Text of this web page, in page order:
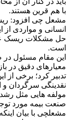
با هم قرین هستند.
مشعل چی افزود:
انسانی و مواردی
حل مشکلات ریسک
است.
این مقام مسئول
معیارهای دقیق در
تدبیر کرد؛ برخی از
نقدینگی سرگردان و
مولفه هایی مثل رشد
صنعت بیمه مورد
مشعلچی با بیان